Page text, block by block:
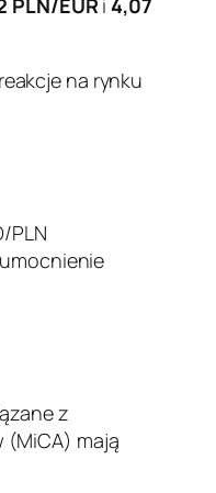
na rynku
PLN
z
(MiCA) mają